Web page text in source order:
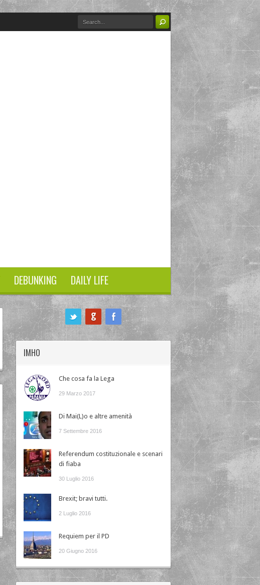
DEBUNKING DAILY LIFE
IMHO
Che cosa fa la Lega
29 Marzo 2017
Di Mai(L)o e altre amenità
7 Settembre 2016
Referendum costituzionale e scenari
di fiaba
30 Luglio 2016
Brexit; bravi tutti.
2 Luglio 2016
Requiem per il PD
20 Giugno 2016